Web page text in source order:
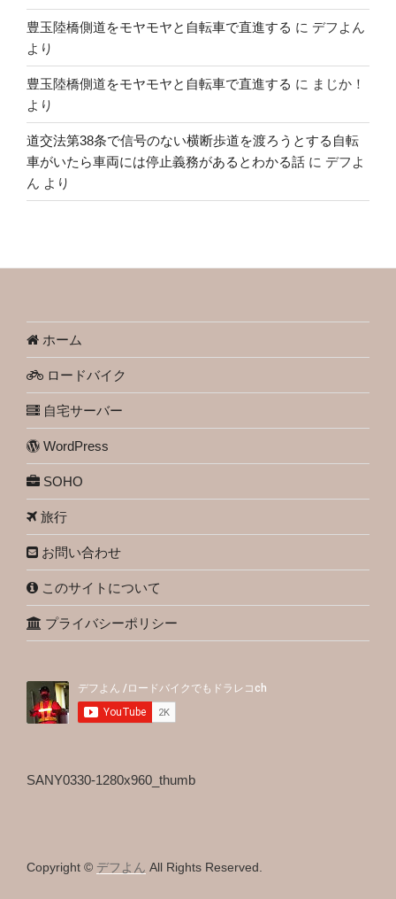
豊玉陸橋側道をモヤモヤと自転車で直進する に デフよん
より
豊玉陸橋側道をモヤモヤと自転車で直進する に まじか！
より
道交法第38条で信号のない横断歩道を渡ろうとする自転
車がいたら車両には停止義務があるとわかる話 に デフよ
ん より
ホーム
ロードバイク
自宅サーバー
WordPress
SOHO
旅行
お問い合わせ
このサイトについて
プライバシーポリシー
SANY0330-1280x960_thumb
Copyright © デフよん All Rights Reserved.